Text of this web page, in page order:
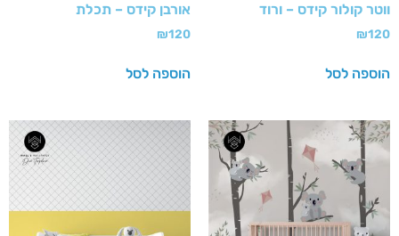
ווטר קולור קידס – ורוד
₪120
הוספה לסל
אורבן קידס – תכלת
₪120
הוספה לסל